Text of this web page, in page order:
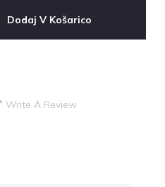
Dodaj V Košarico
Write A Review